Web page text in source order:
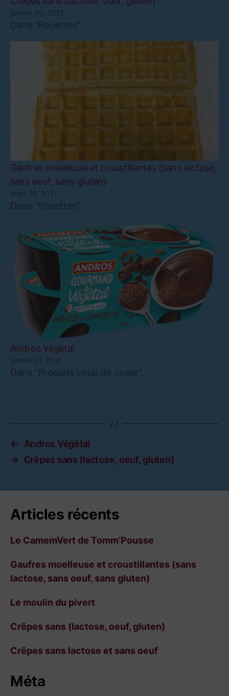
janvier 30, 2021
Dans "Recettes"
Gaufres moelleuse et croustillantes (sans lactose,
sans oeuf, sans gluten)
mars 15, 2021
Dans "Recettes"
Andros Végétal
janvier 27, 2021
Dans "Produits coup de coeur"
←
Andros Végétal
→
Crêpes sans (lactose, oeuf, gluten)
Articles récents
Le CamemVert de Tomm’Pousse
Gaufres moelleuse et croustillantes (sans
lactose, sans oeuf, sans gluten)
Le moulin du pivert
Crêpes sans (lactose, oeuf, gluten)
Crêpes sans lactose et sans oeuf
Méta